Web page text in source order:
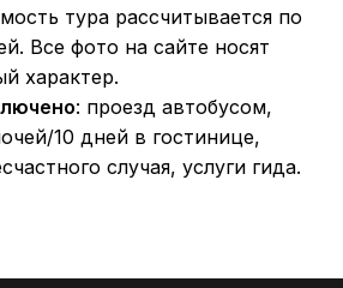
тура рассчитывается по
Все фото на сайте носят
характер.
: проезд автобусом,
10 дней в гостинице,
случая, услуги гида.